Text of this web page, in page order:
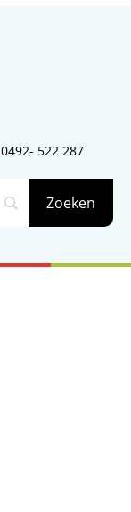
0492- 522 287